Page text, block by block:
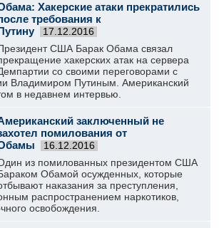
Хакерские атаки прекратились
требования к
17.12.2016
США Барак Обама связал
хакерских атак на сервера
со своими переговорами с
Владимиром Путиным. Американский
в недавнем интервью.
заключенный не
помилования от
16.12.2016
из помилованных президентом США
Обамой осужденных, которые
наказания за преступления,
распространением наркотиков,
освобождения.